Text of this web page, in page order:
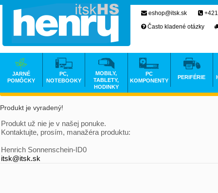
Produkt je vyradený!
Produkt už nie je v našej ponuke.
Kontaktujte, prosím, manažéra produktu:
Henrich Sonnenschein-ID0
itsk@itsk.sk
eshop@itsk.sk
Často kladené otázky
JARNÉ
POMÔCKY
PC,
NOTEBOOKY
MOBILY,
TABLETY,
HODINKY
PC
KOMPONENTY
PERIFÉRIE